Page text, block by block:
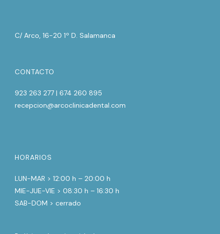
C/ Arco, 16-20 1º D. Salamanca
CONTACTO
923 263 277 | 674 260 895
recepcion@arcoclinicadental.com
HORARIOS
LUN-MAR > 12:00 h – 20:00 h
MIE-JUE-VIE > 08:30 h – 16:30 h
SAB-DOM > cerrado